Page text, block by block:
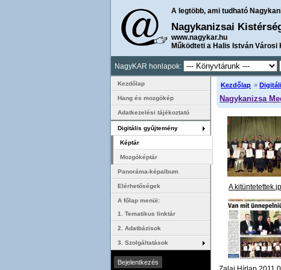
A legtöbb, ami tudható
Nagykanizsai
www.nagykar.hu
Működteti a Halis István Városi
NagyKAR honlapok:
Kezdőlap »
Nagykanizsa
A
2011. május 13-
Város Napján
a városi...
Kezdőlap
Hang és mozgókép
Adatkezelési tájékoztató
Digitális gyűjtemény
Képtár
Mozgóképtár
Panoráma-képalbum
Elérhetőségek
A főlap menüi:
1. Tematikus linktár
2. Adatbázisok
3. Szolgáltatások